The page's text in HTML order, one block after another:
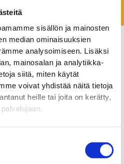
sisällön ja mainosten
median ominaisuuksien
analysoimiseen. Lisäksi
mainosalan ja analytiikka-
siitä, miten käytät
voivat yhdistää näitä tietoja
heille tai joita on kerätty,
ja trendikkitä vaatteita
löydät aina